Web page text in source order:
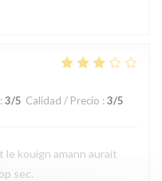
: 3/5 Calidad / Precio : 3/5
kouign amann aurait
sec.